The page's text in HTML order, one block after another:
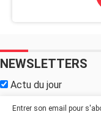
NEWSLETTERS
Actu du jour